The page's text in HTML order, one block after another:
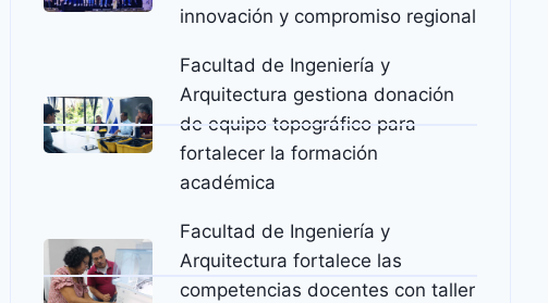
innovación y compromiso regional
Facultad de Ingeniería y
Arquitectura gestiona donación
de equipo topográfico para
fortalecer la formación
académica
Facultad de Ingeniería y
Arquitectura fortalece las
competencias docentes con taller